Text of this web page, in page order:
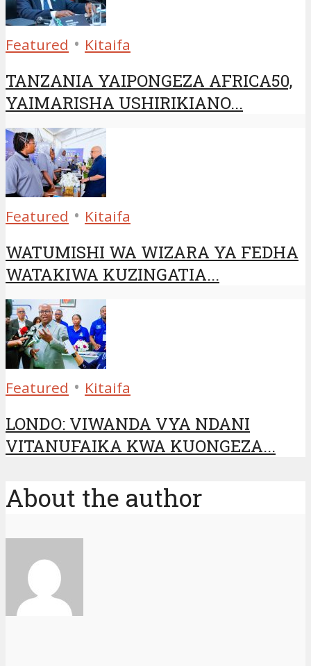
Featured • Kitaifa
TANZANIA YAIPONGEZA AFRICA50,
YAIMARISHA USHIRIKIANO...
Featured • Kitaifa
WATUMISHI WA WIZARA YA FEDHA
WATAKIWA KUZINGATIA...
Featured • Kitaifa
LONDO: VIWANDA VYA NDANI
VITANUFAIKA KWA KUONGEZA...
About the author